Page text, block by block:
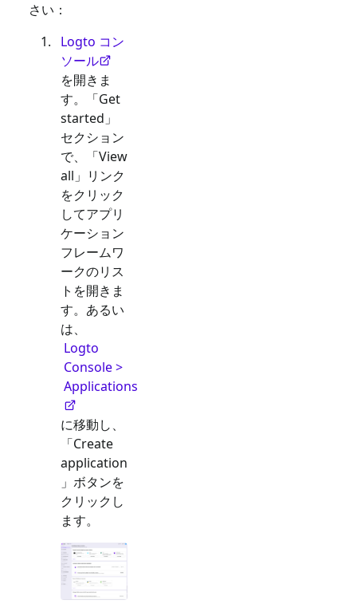
さい：
Logto コン
ソール
を開きま
す。「Get
started」
セクション
で、「View
all」リンク
をクリック
してアプリ
ケーション
フレームワ
ークのリス
トを開きま
す。あるい
は、
Logto
Console >
Applications
に移動し、
「Create
application
」ボタンを
クリックし
ます。